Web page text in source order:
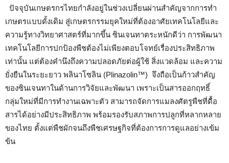
ปัจจุบันเกษตรกรไทยกำลังอยู่ในช่วงเปลี่ยนผ่านสำคัญจากการทำ
เกษตรแบบดั้งเดิม สู่เกษตรกรรมยุคใหม่ที่ต้องอาศัยเทคโนโลยีและ
ความรู้ทางวิทยาศาสตร์ที่มากขึ้น ซินเจนทาตระหนักดีว่า การพัฒนา
เทคโนโลยีการปกป้องพืชต้องไม่เพียงตอบโจทย์เรื่องประสิทธิภาพ
เท่านั้น แต่ต้องคำนึงถึงความปลอดภัยต่อผู้ใช้ สิ่งแวดล้อม และความ
ยั่งยืนในระยะยาว พลินาโซลิน (Plinazolin™) จึงถือเป็นก้าวสำคัญ
ของซินเจนทาในด้านการวิจัยและพัฒนา เพราะเป็นสารออกฤทธิ์
กลุ่มใหม่ที่มีการทำงานเฉพาะตัว สามารถจัดการแมลงศัตรูพืชที่ดื้อ
สารได้อย่างมีประสิทธิภาพ พร้อมรองรับสภาพการปลูกที่หลากหลาย
ของไทย ตั้งแต่พืชผักจนถึงพืชเศรษฐกิจที่ต้องการการดูแลอย่างเข้ม
ข้น